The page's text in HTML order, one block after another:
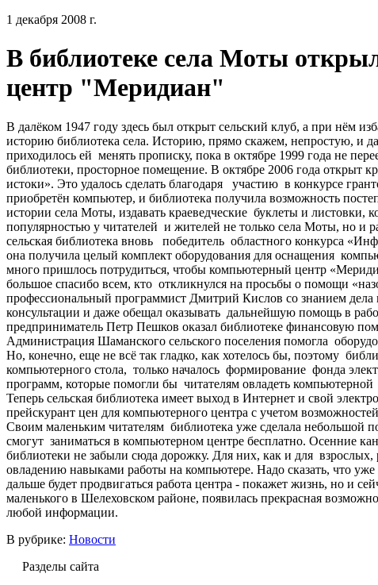
1 декабря 2008 г.
В библиотеке села Моты
центр "Меридиан"
В далёком 1947 году здесь был открыт сельский клуб, а при нём
историю библиотека села. Историю, прямо скажем, непростую, и
приходилось ей менять прописку, пока в октябре 1999 года не
библиотеки, просторное помещение. В октябре 2006 года открыт
истоки». Это удалось сделать благодаря участию в конкурсе
приобретён компьютер, и библиотека получила возможность
истории села Моты, издавать краеведческие буклеты и листовки,
популярностью у читателей и жителей не только села Моты, но и
сельская библиотека вновь победитель областного конкурса
она получила целый комплект оборудования для оснащения
много пришлось потрудиться, чтобы компьютерный центр
большое спасибо всем, кто откликнулся на просьбы о помощи
профессиональный программист Дмитрий Кислов со знанием
консультации и даже обещал оказывать дальнейшую помощь в
предприниматель Петр Пешков оказал библиотеке финансовую
Администрация Шаманского сельского поселения помогла
Но, конечно, еще не всё так гладко, как хотелось бы, поэтому
компьютерного стола, только началось формирование фонда
программ, которые помогли бы читателям овладеть
Теперь сельская библиотека имеет выход в Интернет и свой
прейскурант цен для компьютерного центра с учетом
Своим маленьким читателям библиотека уже сделала небольшой
смогут заниматься в компьютерном центре бесплатно. Осенние
библиотеки не забыли сюда дорожку. Для них, как и для взрослых,
овладению навыками работы на компьютере. Надо сказать, что
дальше будет продвигаться работа центра - покажет жизнь, но и
маленького в Шелеховском районе, появилась прекрасная
любой информации.
В рубрике: Новости
Разделы сайта